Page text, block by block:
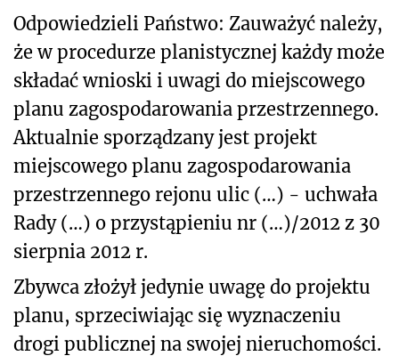
Odpowiedzieli Państwo: Zauważyć należy,
że w procedurze planistycznej każdy może
składać wnioski i uwagi do miejscowego
planu zagospodarowania przestrzennego.
Aktualnie sporządzany jest projekt
miejscowego planu zagospodarowania
przestrzennego rejonu ulic (…) - uchwała
Rady (…) o przystąpieniu nr (…)/2012 z 30
sierpnia 2012 r.
Zbywca złożył jedynie uwagę do projektu
planu, sprzeciwiając się wyznaczeniu
drogi publicznej na swojej nieruchomości.